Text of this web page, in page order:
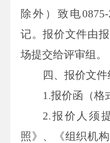
除外） 致电
记。报价文件由
场提交给评审组。
四、报价文件
1.报价函（格
2.报价人须
照》、《组织机